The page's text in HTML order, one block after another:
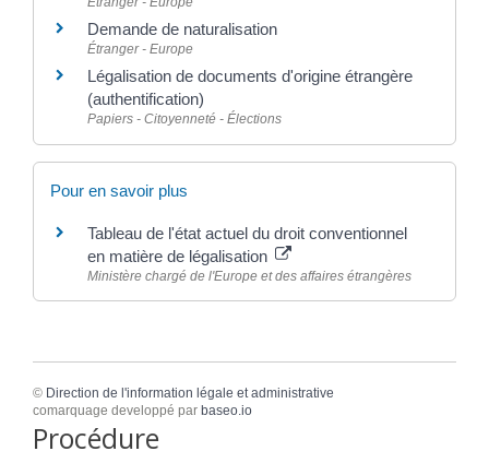
Demande de naturalisation
Étranger - Europe
Légalisation de documents d'origine étrangère
(authentification)
Papiers - Citoyenneté - Élections
Pour en savoir plus
Tableau de l'état actuel du droit conventionnel
en matière de légalisation
Ministère chargé de l'Europe et des affaires étrangères
© Direction de l'information légale et administrative
comarquage developpé par baseo.io
Procédure